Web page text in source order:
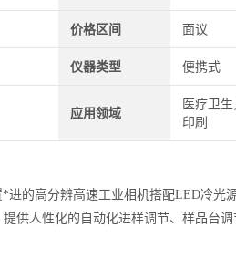
价格区间 面议
仪器类型 便携式
应用领域
医疗卫
印刷
的高分辨高速工业相机搭配LED冷光
供人性化的自动化进样调节、样品台